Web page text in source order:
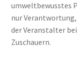
umweltbewusstes
nur
der Veranstalter
Zuschauern.